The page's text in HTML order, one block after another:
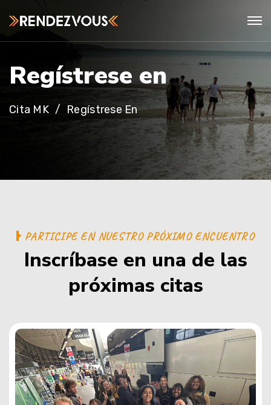
Regístrese en
Cita MK Regístrese En
PARTICIPE EN NUESTRO PRÓXIMO ENCUENTRO
Inscríbase en una de las
próximas citas